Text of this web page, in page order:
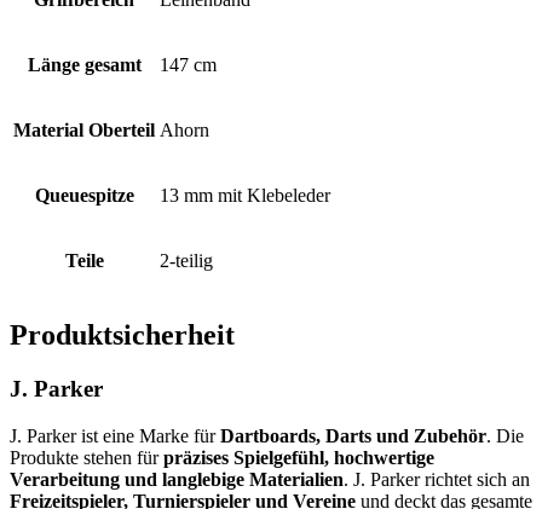
Länge gesamt 147 cm
Material Oberteil Ahorn
Queuespitze 13 mm mit Klebeleder
Teile 2-teilig
Produktsicherheit
J. Parker
J. Parker ist eine Marke fürDartboards, Darts und Zubehör. Die
Produkte stehen fürpräzises Spielgefühl, hochwertige
Verarbeitung und langlebige Materialien. J. Parker richtet sich an
Freizeitspieler, Turnierspieler und Vereine und deckt das gesamte